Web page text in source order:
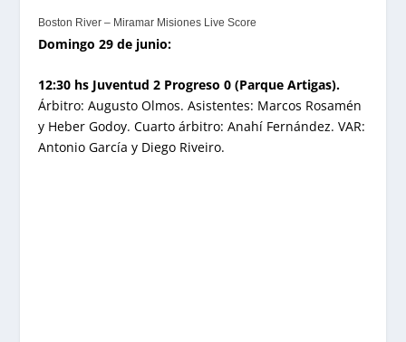
Boston River – Miramar Misiones Live Score
Domingo 29 de junio:
12:30 hs Juventud 2 Progreso 0 (Parque Artigas).
Árbitro: Augusto Olmos. Asistentes: Marcos Rosamén
y Heber Godoy. Cuarto árbitro: Anahí Fernández. VAR:
Antonio García y Diego Riveiro.